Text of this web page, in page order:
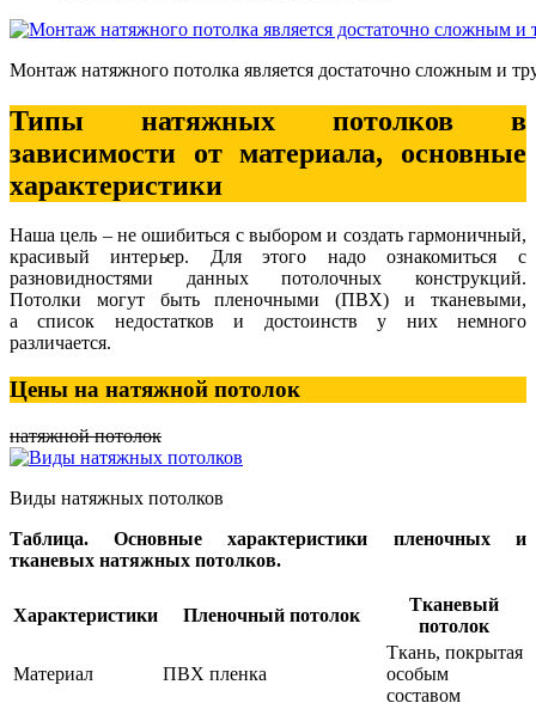
Монтаж натяжного потолка является достаточно сложным и
Типы натяжных потолков в
зависимости от материала, основные
характеристики
Наша цель – не ошибиться с выбором и создать гармоничный,
красивый интерьер. Для этого надо ознакомиться с
разновидностями данных потолочных конструкций.
Потолки могут быть пленочными (ПВХ) и тканевыми,
а список недостатков и достоинств у них немного
различается.
Цены на натяжной потолок
натяжной потолок
Виды натяжных потолков
Таблица. Основные характеристики пленочных и
тканевых натяжных потолков.
Характеристики Пленочный потолок
Тканевый
потолок
Материал ПВХ пленка
Ткань, покрытая
особым
составом